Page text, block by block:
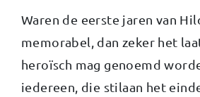
Waren de eerste jaren van
memorabel, dan zeker het
heroïsch mag genoemd
iedereen, die stilaan het